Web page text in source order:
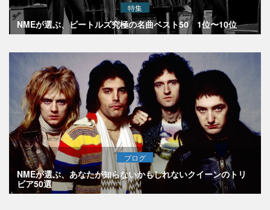
特集
NMEが選ぶ、ビートルズ究極の名曲ベスト50 1位〜10位
ブログ
NMEが選ぶ、あなたが知らないかもしれないクイーンのトリ
ビア50選